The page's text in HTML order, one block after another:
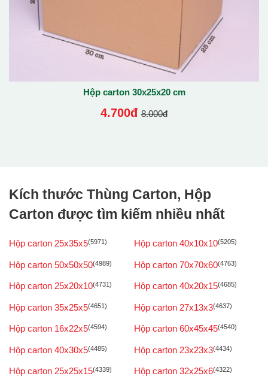
Hộp carton 30x25x20 cm
4.700đ 8.000đ
Kích thước Thùng Carton, Hộp
Carton được tìm kiếm nhiều nhất
Hộp carton 25x35x5(5971) Hộp carton 40x10x10(5205)
Hộp carton 50x50x50(4989) Hộp carton 70x70x60(4763)
Hộp carton 25x20x10(4731) Hộp carton 40x20x15(4685)
Hộp carton 35x25x5(4651) Hộp carton 27x13x3(4637)
Hộp carton 16x22x5(4594) Hộp carton 60x45x45(4540)
Hộp carton 40x30x5(4485) Hộp carton 23x23x3(4434)
Hộp carton 25x25x15(4339) Hộp carton 32x25x6(4322)